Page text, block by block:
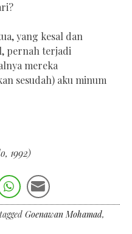
yang kesal dan
pernah terjadi
mereka
sesudah) aku minum
1992)
Goenawan Mohamad,